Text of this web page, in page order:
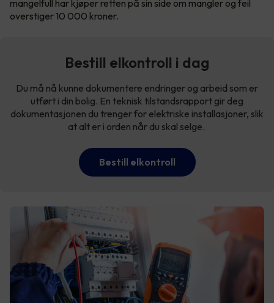
mangelfull har kjøper retten på sin side om mangler og feil
overstiger 10 000 kroner.
Bestill elkontroll i dag
Du må nå kunne dokumentere endringer og arbeid som er
utført i din bolig. En teknisk tilstandsrapport gir deg
dokumentasjonen du trenger for elektriske installasjoner, slik
at alt er i orden når du skal selge.
Bestill elkontroll